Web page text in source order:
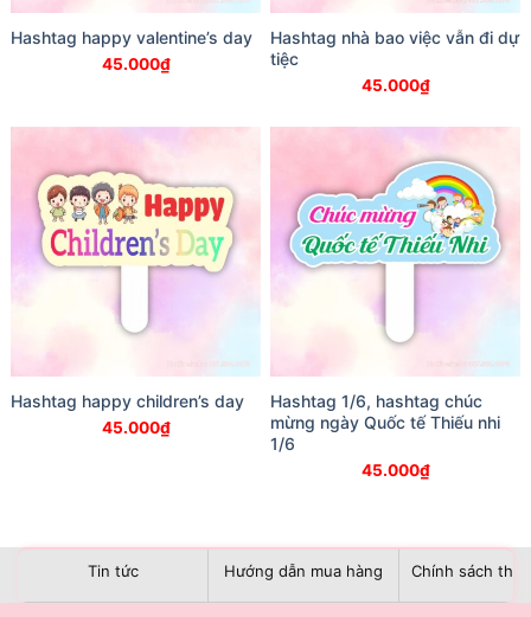
Hashtag happy valentine’s day
45.000₫
Hashtag nhà bao việc vẫn đi dự
tiệc
45.000₫
Hashtag happy children’s day
45.000₫
Hashtag 1/6, hashtag chúc
mừng ngày Quốc tế Thiếu nhi
1/6
45.000₫
Tin tức Hướng dẫn mua hàng Chính sách